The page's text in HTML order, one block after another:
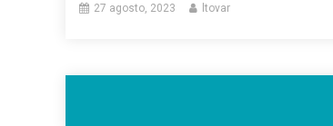
27 agosto, 2023 ltovar